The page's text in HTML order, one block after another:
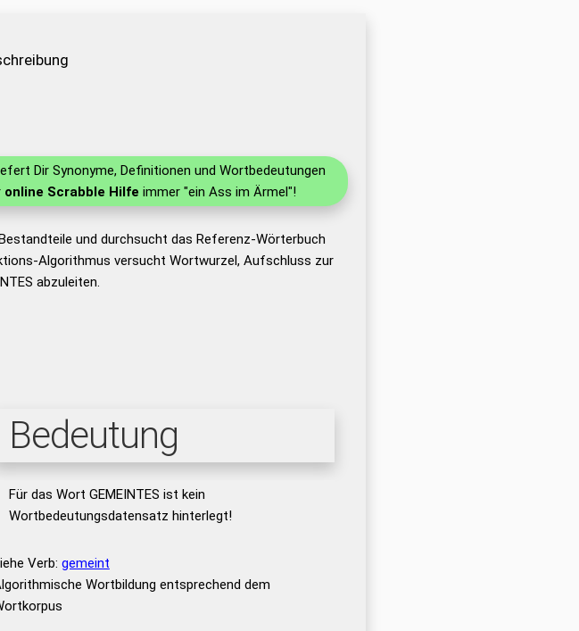
Dir Synonyme, Definitionen und Wortbedeutungen
online Scrabble Hilfe immer "ein Ass im Ärmel"!
und durchsucht das Referenz-Wörterbuch
Algorithmus versucht Wortwurzel, Aufschluss zur
abzuleiten.
Bedeutung
Für das Wort GEMEINTES ist kein
Wortbedeutungsdatensatz hinterlegt!
Verb: gemeint
Wortbildung entsprechend dem